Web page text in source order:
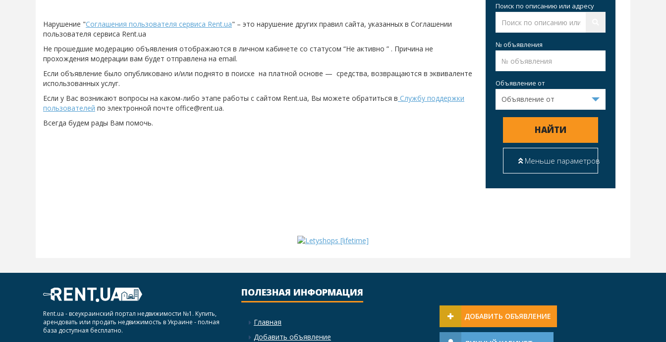
Нарушение "Соглашения пользователя сервиса Rent.ua" – это нарушение других правил сайта, указанных в Соглашении
пользователя сервиса Rent.ua
Не прошедшие модерацию объявления отображаются в личном кабинете со статусом “Не активно ” . Причина не
прохождения модерации вам будет отправлена на email.
Если объявление было опубликовано и/или поднято в поиске на платной основе — средства, возвращаются в эквиваленте
использованных услуг.
Если у Вас возникают вопросы на каком-либо этапе работы с сайтом Rent.ua, Вы можете обратиться в Службу поддержки
пользователей по электронной почте office@rent.ua.
Всегда будем рады Вам помочь.
Поиск по описанию или адресу
№ объявления
Объявление от
НАЙТИ
Меньше параметров
Rent.ua - всеукраинский портал недвижимости №1. Купить,
арендовать или продать недвижимость в Украине - полная
база доступная бесплатно.
ПОЛЕЗНАЯ ИНФОРМАЦИЯ
Главная
Добавить объявление
ДОБАВИТЬ ОБЪЯВЛЕНИЕ